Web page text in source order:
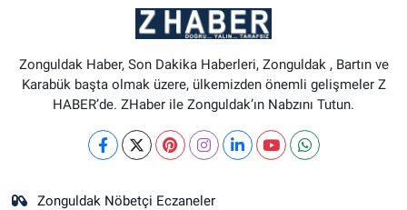
Zonguldak Haber, Son Dakika Haberleri, Zonguldak , Bartın ve
Karabük başta olmak üzere, ülkemizden önemli gelişmeler Z
HABER’de. ZHaber ile Zonguldak’ın Nabzını Tutun.
Zonguldak Nöbetçi Eczaneler